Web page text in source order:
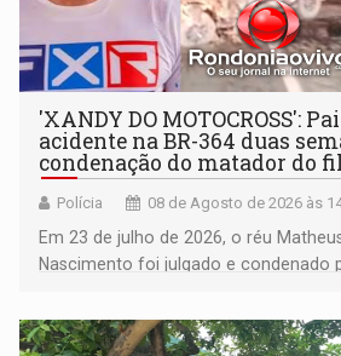
'XANDY DO MOTOCROSS':
acidente na BR-364 duas
condenação do matador do
Polícia 08 de Agosto de 2026 às
Em 23 de julho de 2026, o réu
Nascimento foi julgado e condenado